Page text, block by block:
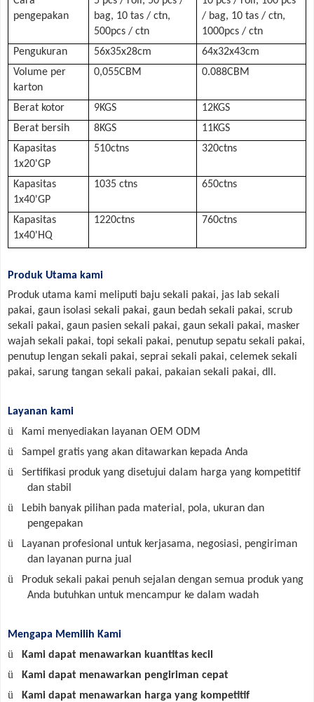
pengepakan
bag, 10 tas / ctn,
500pcs / ctn
/ bag, 10 tas / ctn,
1000pcs / ctn
Pengukuran
56x35x28cm
64x32x43cm
Volume per
karton
0,055CBM 0.088CBM
Berat kotor 9KGS
12KGS
Berat bersih
8KGS
11KGS
Kapasitas
1x20'GP
510ctns 320ctns
Kapasitas
1x40'GP
1035 ctns 650ctns
Kapasitas
1x40'HQ
1220ctns 760ctns
Produk Utama kami
Produk utama kami meliputi baju sekali pakai, jas lab sekali
pakai, gaun isolasi sekali pakai, gaun bedah sekali pakai, scrub
sekali pakai, gaun pasien sekali pakai, gaun sekali pakai, masker
wajah sekali pakai, topi sekali pakai, penutup sepatu sekali pakai,
penutup lengan sekali pakai, seprai sekali pakai, celemek sekali
pakai, sarung tangan sekali pakai, pakaian sekali pakai, dll.
Layanan kami
ü Kami menyediakan layanan OEM ODM
ü Sampel gratis yang akan ditawarkan kepada Anda
ü
Sertifikasi produk yang disetujui dalam harga yang kompetitif
dan stabil
ü
Lebih banyak pilihan pada material, pola, ukuran dan
pengepakan
ü
Layanan profesional untuk kerjasama, negosiasi, pengiriman
dan layanan purna jual
ü
Produk sekali pakai penuh sejalan dengan semua produk yang
Anda butuhkan untuk mencampur ke dalam wadah
Mengapa Memilih Kami
ü Kami dapat menawarkan kuantitas kecil
ü Kami dapat menawarkan pengiriman cepat
ü Kami dapat menawarkan harga yang kompetitif